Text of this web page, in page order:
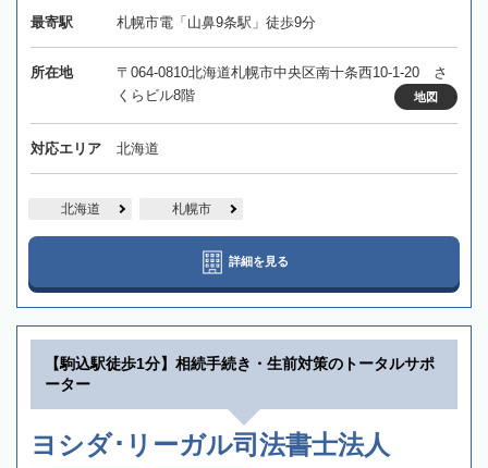
最寄駅 札幌市電「山鼻9条駅」徒歩9分
所在地
〒064-0810北海道札幌市中央区南十条西10-1-20 さ
くらビル8階
地図
対応エリア 北海道
北海道 札幌市
詳細を見る
【駒込駅徒歩1分】相続手続き・生前対策のトータルサポ
ーター
ヨシダ･リーガル司法書士法人